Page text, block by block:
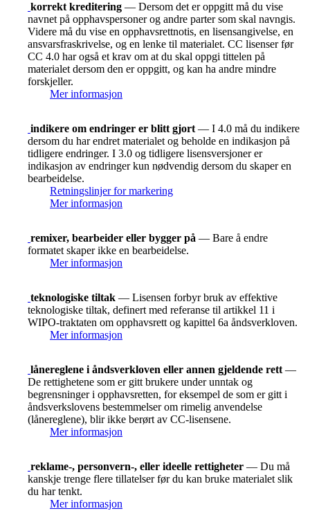
korrekt kreditering — Dersom det er oppgitt må du vise
navnet på opphavspersoner og andre parter som skal navngis.
Videre må du vise en opphavsrettnotis, en lisensangivelse, en
ansvarsfraskrivelse, og en lenke til materialet. CC lisenser før
CC 4.0 har også et krav om at du skal oppgi tittelen på
materialet dersom den er oppgitt, og kan ha andre mindre
forskjeller.
Mer informasjon
indikere om endringer er blitt gjort — I 4.0 må du indikere
dersom du har endret materialet og beholde en indikasjon på
tidligere endringer. I 3.0 og tidligere lisensversjoner er
indikasjon av endringer kun nødvendig dersom du skaper en
bearbeidelse.
Retningslinjer for markering
Mer informasjon
remixer, bearbeider eller bygger på — Bare å endre
formatet skaper ikke en bearbeidelse.
Mer informasjon
teknologiske tiltak — Lisensen forbyr bruk av effektive
teknologiske tiltak, definert med referanse til artikkel 11 i
WIPO-traktaten om opphavsrett og kapittel 6a åndsverkloven.
Mer informasjon
lånereglene i åndsverkloven eller annen gjeldende rett —
De rettighetene som er gitt brukere under unntak og
begrensninger i opphavsretten, for eksempel de som er gitt i
åndsverkslovens bestemmelser om rimelig anvendelse
(lånereglene), blir ikke berørt av CC-lisensene.
Mer informasjon
reklame-, personvern-, eller ideelle rettigheter — Du må
kanskje trenge flere tillatelser før du kan bruke materialet slik
du har tenkt.
Mer informasjon